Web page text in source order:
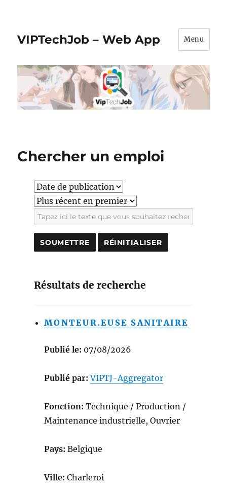
VIPTechJob – Web App Menu
Chercher un emploi
Résultats de recherche
MONTEUR.EUSE SANITAIRE
Publié le: 07/08/2026
Publié par: VIPTJ-Aggregator
Fonction: Technique / Production /
Maintenance industrielle, Ouvrier
Pays: Belgique
Ville: Charleroi